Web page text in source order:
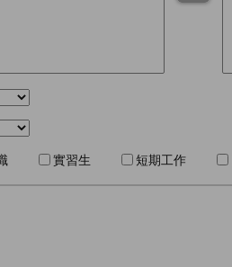
實習生 短期工作